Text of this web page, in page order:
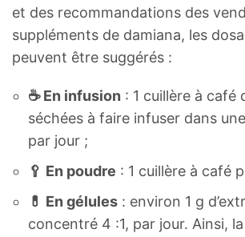
et des recommandations des
suppléments de damiana, les
peuvent être suggérés :
☕️ En infusion : 1 cuillère à café
séchées à faire infuser dans
par jour ;
🥄 En poudre : 1 cuillère à café
💊 En gélules : environ 1 g
concentré 4 :1, par jour. Ainsi,